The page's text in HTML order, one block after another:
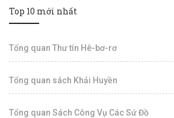
Top 10 mới nhất
Tổng quan Thư tín Hê-bơ-rơ
Tổng quan sách Khải Huyền
Tổng quan Sách Công Vụ Các Sứ Đồ